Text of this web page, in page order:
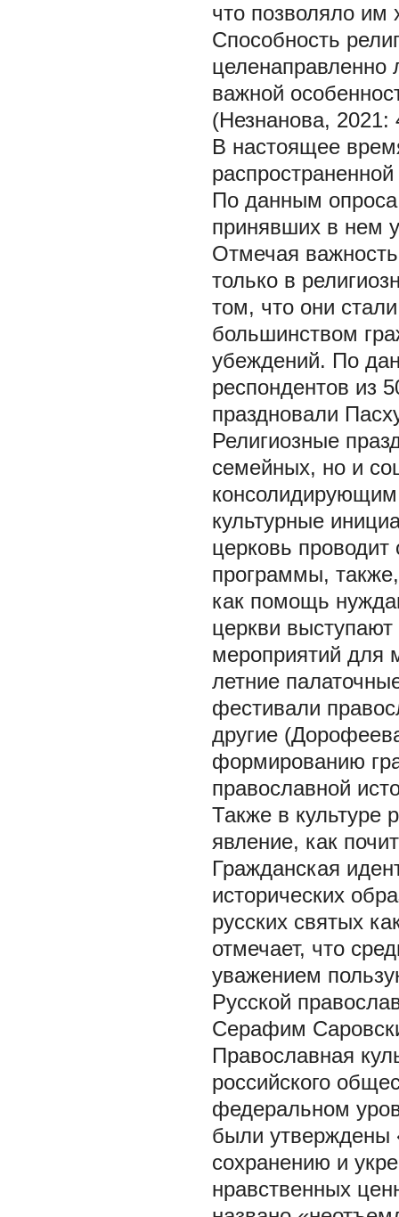
что позволяло им
Способность
целенаправленно
важной
(Незнанова, 2021:
В настоящее
По данным
принявших в нем
Отмечая
только в
том, что они
большинством
убеждений. По
респондентов из
праздновали
Религиозные
семейных, но и
культурные
церковь проводит
программы,
как помощь
церкви выступают
мероприятий для
летние
фестивали
другие
формированию
православной
Также в культуре
явление, как
Гражданская
исторических
русских святых
отмечает, что
уважением
Русской
Серафим
Православная
российского
федеральном
были утверждены
сохранению и
нравственных